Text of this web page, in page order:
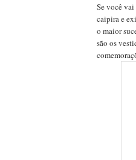
Se você
caipira e
o maior
são os